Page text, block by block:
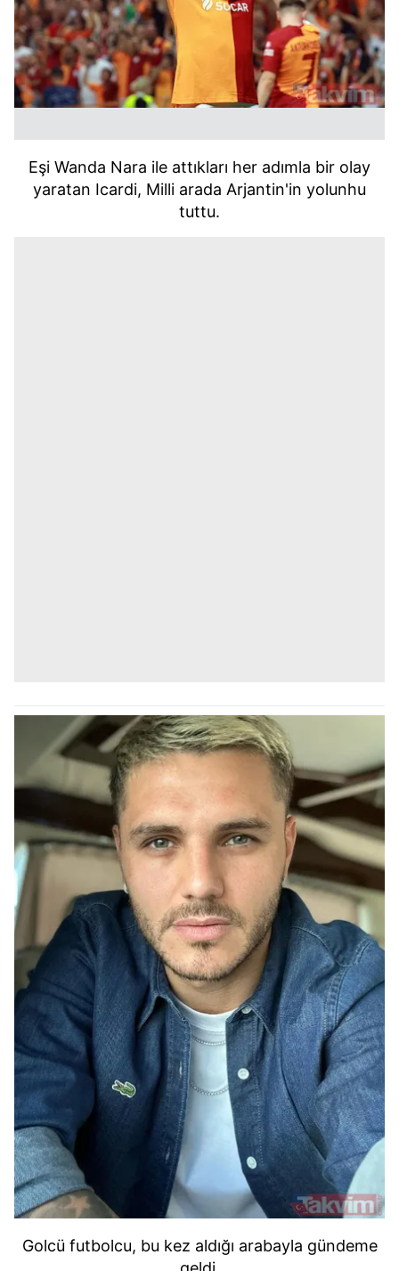
Eşi Wanda Nara ile attıkları her adımla bir olay
yaratan Icardi, Milli arada Arjantin'in yolunhu
tuttu.
Golcü futbolcu, bu kez aldığı arabayla gündeme